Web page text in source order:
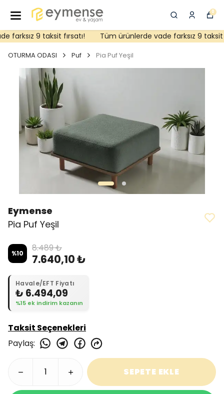
0
9 taksit fırsatı! Tüm ürünlerde vade farksız 9 taksit
OTURMA ODASI Puf Pia Puf Yeşil
Eymense
Pia Puf Yeşil
%10 8.489 ₺
7.640,10 ₺
Havale/EFT Fiyatı
₺ 6.494,09
%15 ek indirim kazanın
Taksit Seçenekleri
Paylaş:
SEPETE EKLE